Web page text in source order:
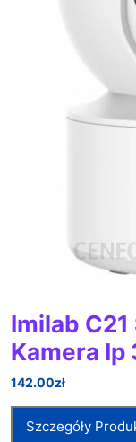
Imilab
Kamera
142.00zł
Szczegóły